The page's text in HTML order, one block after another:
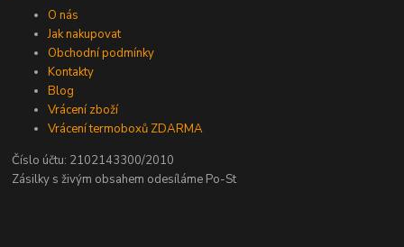
O nás
Jak nakupovat
Obchodní podmínky
Kontakty
Blog
Vrácení zboží
Vrácení termoboxů ZDARMA
Číslo účtu: 2102143300/2010
Zásilky s živým obsahem odesíláme Po-St